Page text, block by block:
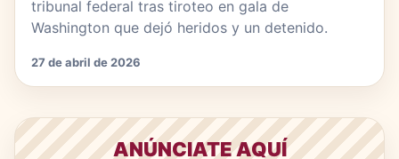
tribunal federal tras tiroteo en gala de
Washington que dejó heridos y un detenido.
27 de abril de 2026
ANÚNCIATE AQUÍ